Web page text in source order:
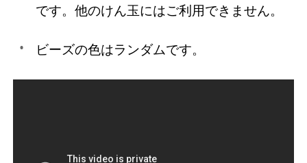
です。他のけん玉にはご利用できません。
ビーズの色はランダムです。